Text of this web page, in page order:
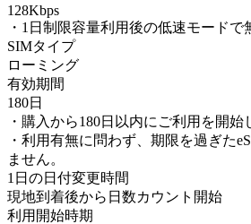
128Kbps
・1日制限容量利用後の低速モードで
SIMタイプ
ローミング
有効期間
180日
・購入から180日以内にご利用を開始
・利用有無に問わず、期限を過ぎた
ません。
1日の日付変更時間
現地到着後から日数カウント開始
利用開始時期